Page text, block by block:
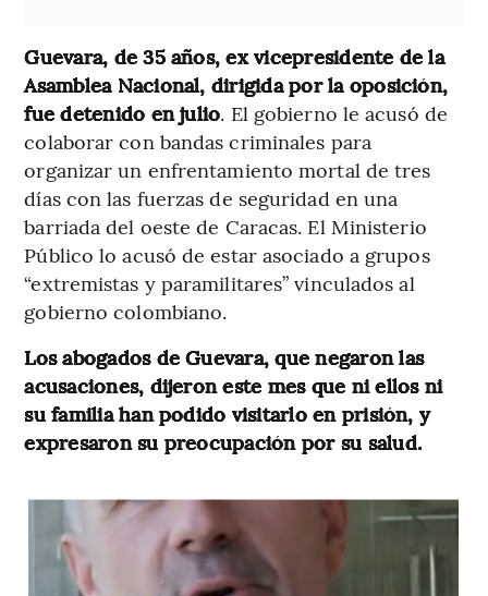
Guevara, de 35 años, ex vicepresidente de la
Asamblea Nacional, dirigida por la oposición,
fue detenido en julio. El gobierno le acusó de
colaborar con bandas criminales para
organizar un enfrentamiento mortal de tres
días con las fuerzas de seguridad en una
barriada del oeste de Caracas. El Ministerio
Público lo acusó de estar asociado a grupos
“extremistas y paramilitares” vinculados al
gobierno colombiano.
Los abogados de Guevara, que negaron las
acusaciones, dijeron este mes que ni ellos ni
su familia han podido visitarlo en prisión, y
expresaron su preocupación por su salud.